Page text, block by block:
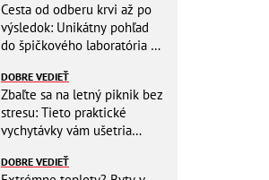
Cesta od odberu krvi až po
výsledok: Unikátny pohľad
do špičkového laboratória na
DOBRE VEDIEŤ
Zbaľte sa na letný piknik bez
stresu: Tieto praktické
vychytávky vám ušetria
DOBRE VEDIEŤ